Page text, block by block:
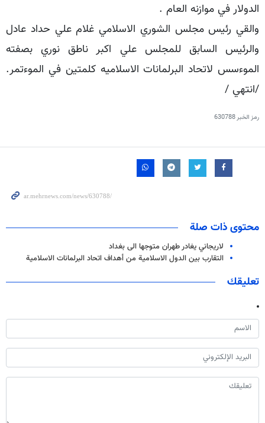
الدولار في موازنه العام .
والقي رئيس مجلس الشوري الاسلامي غلام علي حداد عادل
والرئيس السابق للمجلس علي اكبر ناطق نوري بصفته
الموء‌سس لاتحاد البرلمانات الاسلاميه كلمتين في الموء‌تمر.
/انتهي /
رمز الخبر630788
محتوى ذات صلة
لاريجاني يغادر طهران متوجها الى بغداد
التقارب بين الدول الاسلامية من أهداف اتحاد البرلمانات الاسلامية
تعليقك